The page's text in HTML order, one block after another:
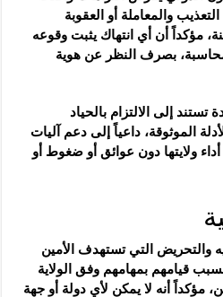
والمعاملة أو العقوبة
مؤكداً أن أي انتهاك يثبت وقوعه
بصرف النظر عن هوية
تستند إلى الالتزام بالحياد
الموثوقة، داعياً إلى دعم آليات
ولايتها دون عوائق أو ضغوط أو
والتحريض التي تستهدف الأمين
بسبب قيامهم بمهامهم وفق الولاية
مؤكداً أنه لا يمكن لأي دولة أو جهة